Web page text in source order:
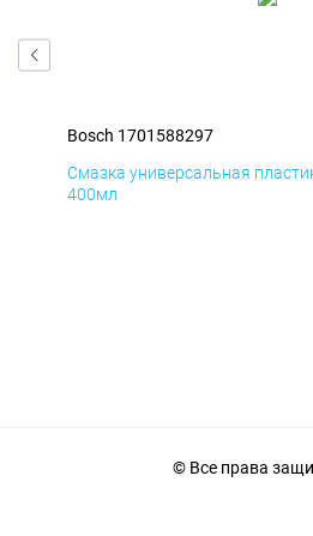
Bosch 1701588297
Смазка универсальная
400мл
© Все права